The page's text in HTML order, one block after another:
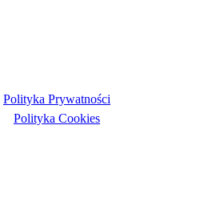
Polityka Prywatności
Polityka Cookies